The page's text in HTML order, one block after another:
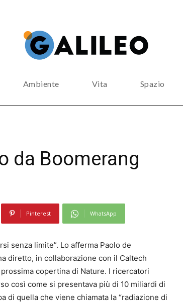
Ambiente Vita Spazio
da Boomerang
Pinterest WhatsApp
senza limite”. Lo afferma Paolo de
diretto, in collaborazione con il Caltech
copertina di Nature. I ricercatori
così come si presentava più di 10 miliardi di
di quella che viene chiamata la “radiazione di